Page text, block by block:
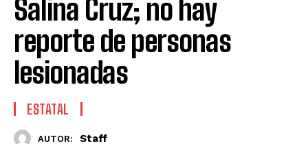
Salina Cruz; no hay
reporte de personas
lesionadas
ESTATAL
AUTOR: Staff